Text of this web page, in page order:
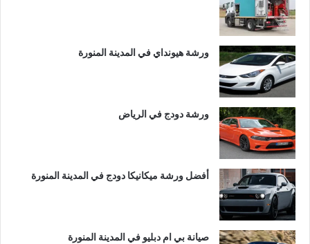
ورشة هيونداي في المدينة المنورة
ورشة دودج في الرياض
أفضل ورشة ميكانيكا دودج في المدينة المنورة
صيانة بي ام دبليو في المدينة المنورة